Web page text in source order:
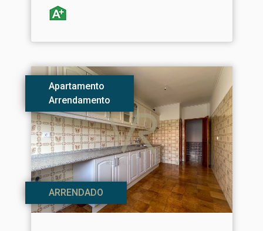
Apartamento
Arrendamento
ARRENDADO